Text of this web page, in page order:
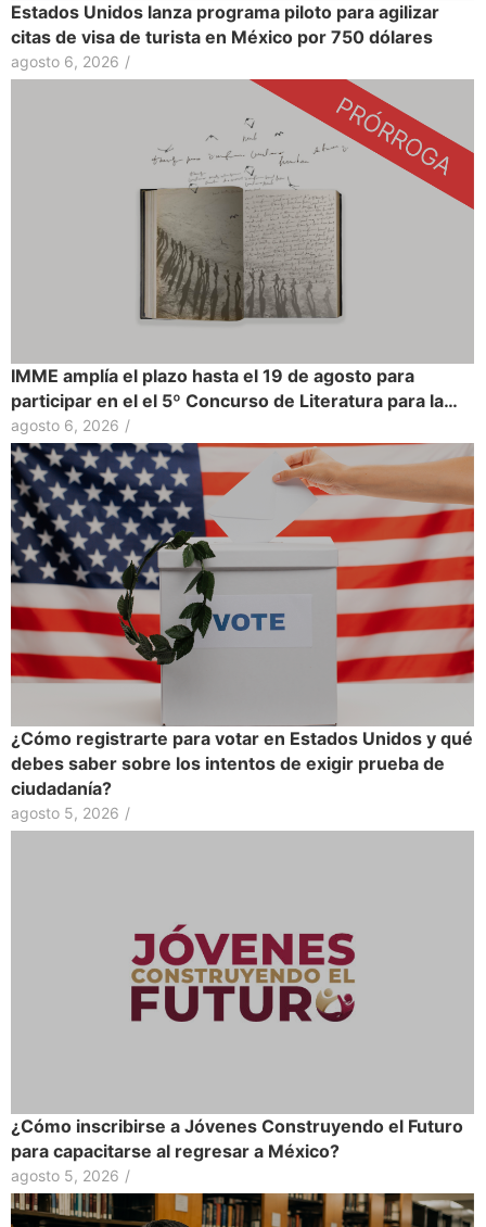
Estados Unidos lanza programa piloto para agilizar
citas de visa de turista en México por 750 dólares
agosto 6, 2026 /
IMME amplía el plazo hasta el 19 de agosto para
participar en el el 5º Concurso de Literatura para la…
agosto 6, 2026 /
¿Cómo registrarte para votar en Estados Unidos y qué
debes saber sobre los intentos de exigir prueba de
ciudadanía?
agosto 5, 2026 /
¿Cómo inscribirse a Jóvenes Construyendo el Futuro
para capacitarse al regresar a México?
agosto 5, 2026 /